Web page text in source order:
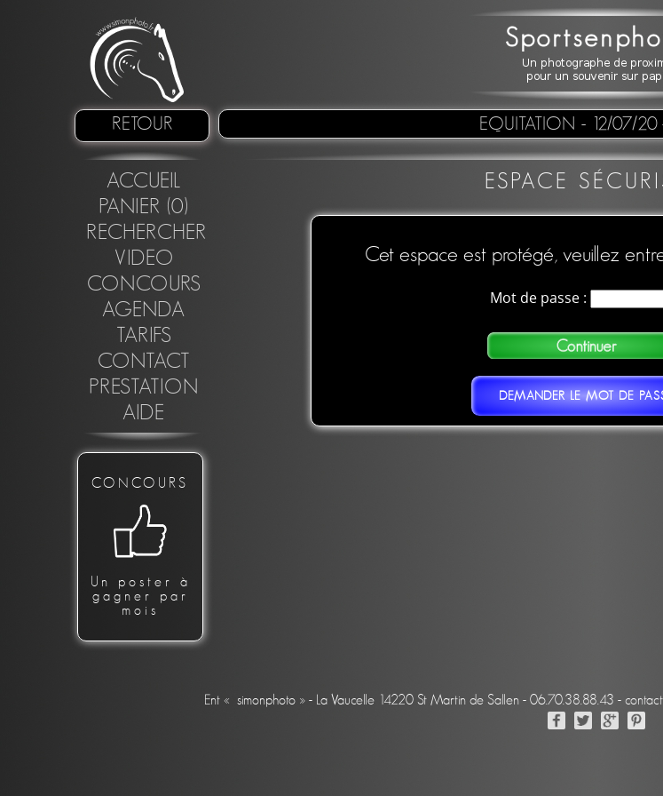
RETOUR EQUITATION - 12/07/20
ACCUEIL
PANIER (0)
RECHERCHER
VIDEO
CONCOURS
AGENDA
TARIFS
CONTACT
PRESTATION
AIDE
CONCOURS
Un poster à
gagner par
mois
ESPACE
Cet espace est protégé, veuillez
Mot de passe :
DEMANDER LE MOT DE
Ent « simonphoto » - La Vaucelle 14220 St Martin de Sallen - 06.70.38.88.43 -